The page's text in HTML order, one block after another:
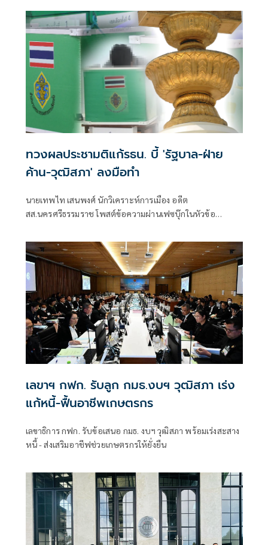
ไม่มีผู้ที่มีส่วนเกี่ยวข้องกับสภาชุดที่ผ่านมาขึ้นมา เพื่อเปิดพื้นที่
ให้ผู้เสียหายรู้สึกสบายใจที่สุด วางใจที่สุด และปลอดภัยที่สุด
ทวงผลประชามติแก้รธน. บี้ 'รัฐบาล-ฝ่าย
ค้าน-วุฒิสภา' ลงมือทำ
นายเทพไท เสนพงศ์ นักวิเคราะห์การเมือง อดีต
สส.นครศรีธรรมราช โพสต์ข้อความผ่านเฟซบุ๊กในหัวข้อ
เลขาฯ กฟก. รับลูก กมธ.งบฯ วุฒิสภา เร่ง
แก้หนี้-ฟื้นอาชีพเกษตรกร
เลขาธิการ กฟก. รับข้อเสนอ กมธ. งบฯ วุฒิสภา พร้อมเร่งสะสาง
หนี้ - ส่งเสริมอาชีฟช่วยเกษตรกรให้ยั่งยืน